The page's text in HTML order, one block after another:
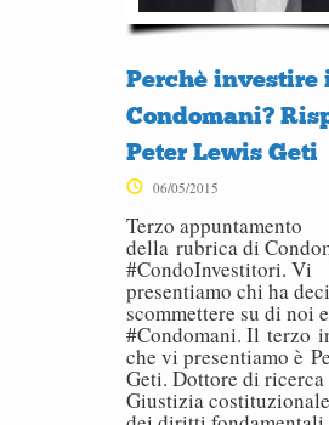
Perchè investire
Condomani?
Peter Lewis Geti
06/05/2015
Terzo appuntamento
della rubrica di
#CondoInvestitori. Vi
presentiamo chi ha
scommettere su di noi
#Condomani. Il terzo
che vi presentiamo è
Geti. Dottore di ricerca
Giustizia